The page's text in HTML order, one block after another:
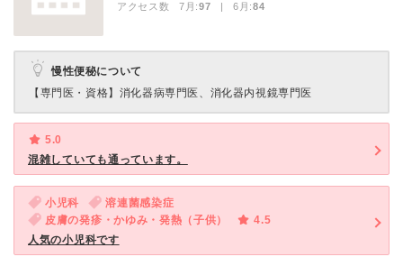
アクセス数 7月:97 | 6月:84
慢性便秘について
【専門医・資格】 消化器病専門医、消化器内視鏡専門医
5.0
混雑していても通っています。
小児科
溶連菌感染症
皮膚の発疹・かゆみ・発熱（子供）
4.5
人気の小児科です